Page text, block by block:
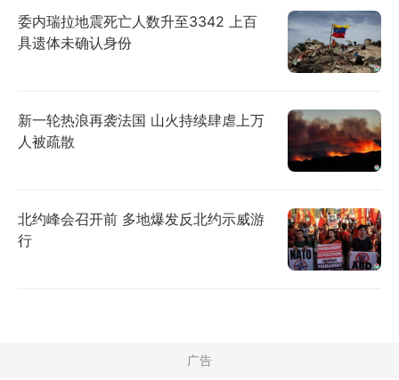
委内瑞拉地震死亡人数升至3342 上百
具遗体未确认身份
新一轮热浪再袭法国 山火持续肆虐上万
人被疏散
北约峰会召开前 多地爆发反北约示威游
行